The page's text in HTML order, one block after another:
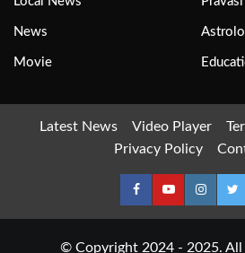
News
Movie
Latest News Video Player
Privacy Policy
© Copyright 2024 - 2025. All